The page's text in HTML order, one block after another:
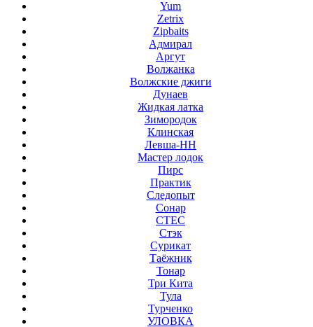
Yum
Zetrix
Zipbaits
Адмирал
Аргут
Волжанка
Волжские джиги
Дунаев
Жидкая латка
Зимородок
Клинская
Левша-НН
Мастер лодок
Пирс
Практик
Следопыт
Сонар
СТЕС
Стэк
Сурикат
Таёжник
Тонар
Три Кита
Тула
Турченко
УЛОВКА